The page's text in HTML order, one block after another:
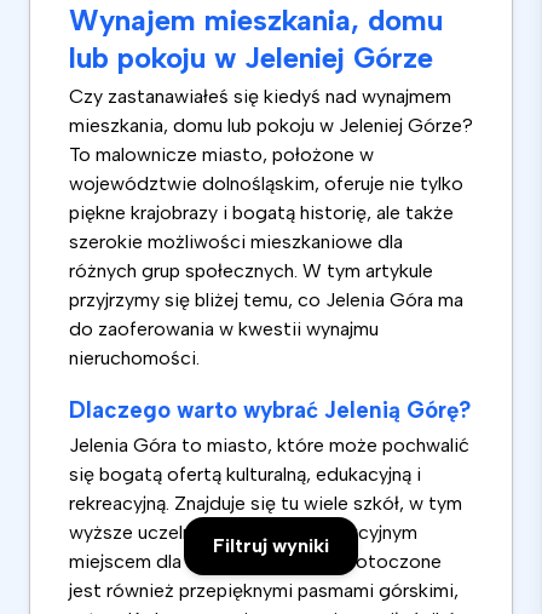
Filtruj wyniki
Wynajem mieszkania, domu
lub pokoju w Jeleniej Górze
Czy zastanawiałeś się kiedyś nad wynajmem
mieszkania, domu lub pokoju w Jeleniej Górze?
To malownicze miasto, położone w
województwie dolnośląskim, oferuje nie tylko
piękne krajobrazy i bogatą historię, ale także
szerokie możliwości mieszkaniowe dla
różnych grup społecznych. W tym artykule
przyjrzymy się bliżej temu, co Jelenia Góra ma
do zaoferowania w kwestii wynajmu
nieruchomości.
Dlaczego warto wybrać Jelenią Górę?
Jelenia Góra to miasto, które może pochwalić
się bogatą ofertą kulturalną, edukacyjną i
rekreacyjną. Znajduje się tu wiele szkół, w tym
wyższe uczelnie, co czyni je atrakcyjnym
miejscem dla studentów. Miasto otoczone
jest również przepięknymi pasmami górskimi,